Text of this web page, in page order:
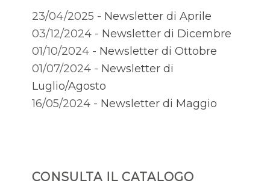
23/04/2025 - Newsletter di Aprile
03/12/2024 - Newsletter di Dicembre
01/10/2024 - Newsletter di Ottobre
01/07/2024 - Newsletter di
Luglio/Agosto
16/05/2024 - Newsletter di Maggio
CONSULTA IL CATALOGO